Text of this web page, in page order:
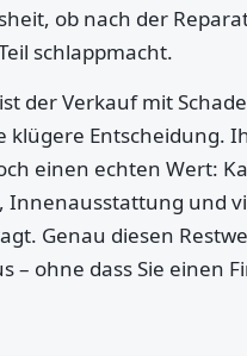
ob nach der
schlappmacht.
der Verkauf mit
klügere Entscheidung.
einen echten Wert:
Innenausstattung und
Genau diesen
– ohne dass Sie einen